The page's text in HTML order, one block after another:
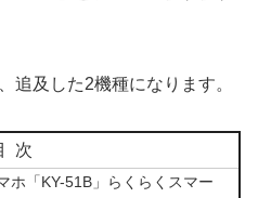
追及した2機種になります。
次
ホ「KY-51B」らくらくスマー